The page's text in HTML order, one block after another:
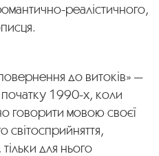
реалістичного,
до витоків» —
початку 1990-х, коли
говорити мовою своєї
світосприйняття,
для нього